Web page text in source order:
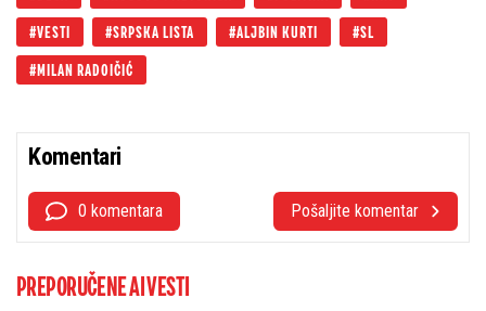
VESTI SRPSKA LISTA ALJBIN KURTI SL
MILAN RADOIČIĆ
Komentari
0 komentara Pošaljite komentar
PREPORUČENE AI VESTI